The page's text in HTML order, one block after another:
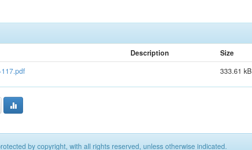
Description Size
117.pdf
333.61 kB
by copyright, with all rights reserved, unless otherwise indicated.